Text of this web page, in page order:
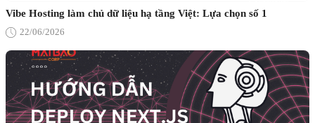
Vibe Hosting làm chủ dữ liệu hạ tầng Việt: Lựa chọn số 1
22/06/2026